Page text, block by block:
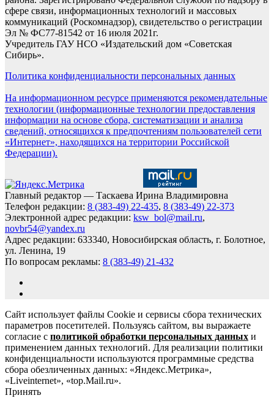
сфере связи, информационных технологий и массовых
коммуникаций (Роскомнадзор), свидетельство о регистрации
Эл № ФС77-81542 от 16 июля 2021г.
Учредитель ГАУ НСО «Издательский дом «Советская
Сибирь».
Политика конфиденциальности персональных данных
На информационном ресурсе применяются рекомендательные
технологии (информационные технологии предоставления
информации на основе сбора, систематизации и анализа
сведений, относящихся к предпочтениям пользователей сети
«Интернет», находящихся на территории Российской
Федерации).
Главный редактор — Таскаева Ирина Владимировна
Телефон редакции: 8 (383-49) 22-435, 8 (383-49) 22-373
Электронной адрес редакции: ksw_bol@mail.ru,
novbr54@yandex.ru
Адрес редакции: 633340, Новосибирская область, г. Болотное,
ул. Ленина, 19
По вопросам рекламы: 8 (383-49) 21-432
Сайт использует файлы Cookie и сервисы сбора технических
параметров посетителей. Пользуясь сайтом, вы выражаете
согласие с политикой обработки персональных данных и
применением данных технологий. Для реализации политики
конфиденциальности используются программные средства
сбора обезличенных данных: «Яндекс.Метрика»,
«Liveinternet», «top.Mail.ru».
Принять